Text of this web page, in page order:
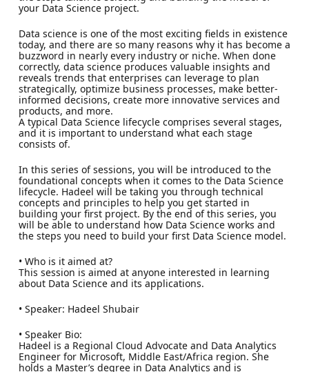
your Data Science project.
Data science is one of the most exciting fields in existence
today, and there are so many reasons why it has become a
buzzword in nearly every industry or niche. When done
correctly, data science produces valuable insights and
reveals trends that enterprises can leverage to plan
strategically, optimize business processes, make better-
informed decisions, create more innovative services and
products, and more.
A typical Data Science lifecycle comprises several stages,
and it is important to understand what each stage
consists of.
In this series of sessions, you will be introduced to the
foundational concepts when it comes to the Data Science
lifecycle. Hadeel will be taking you through technical
concepts and principles to help you get started in
building your first project. By the end of this series, you
will be able to understand how Data Science works and
the steps you need to build your first Data Science model.
• Who is it aimed at?
This session is aimed at anyone interested in learning
about Data Science and its applications.
• Speaker: Hadeel Shubair
• Speaker Bio:
Hadeel is a Regional Cloud Advocate and Data Analytics
Engineer for Microsoft, Middle East/Africa region. She
holds a Master’s degree in Data Analytics and is